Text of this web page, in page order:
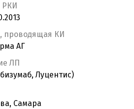
РКИ
проводящая КИ
АГ
ЛП
Луцентис)
Самара